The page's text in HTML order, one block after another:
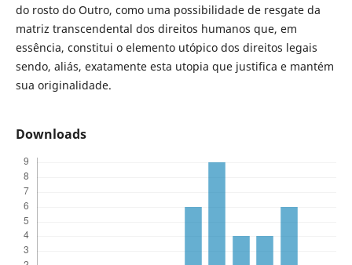
do rosto do Outro, como uma possibilidade de resgate da
matriz transcendental dos direitos humanos que, em
essência, constitui o elemento utópico dos direitos legais
sendo, aliás, exatamente esta utopia que justifica e mantém
sua originalidade.
Downloads